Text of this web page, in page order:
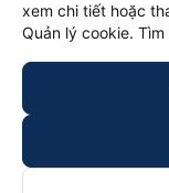
xem chi tiết hoặc
Quản lý cookie.